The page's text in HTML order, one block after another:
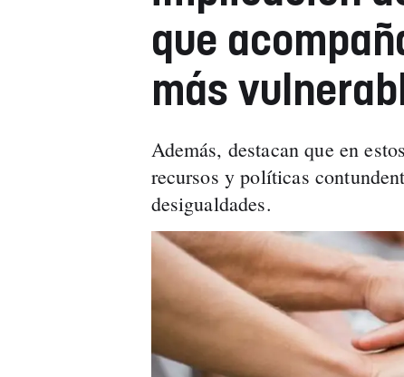
que
más
Además, destacan que en
recursos y políticas
desigualdades.